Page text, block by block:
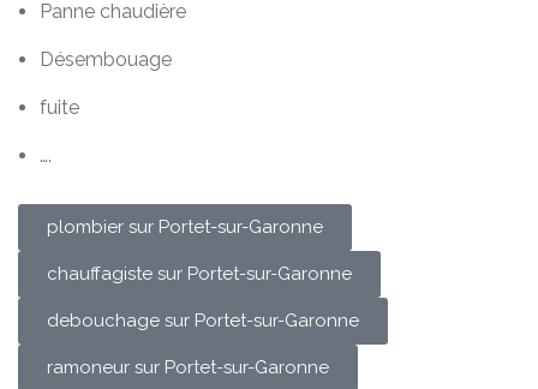
Panne chaudière
Désembouage
fuite
….
plombier sur Portet-sur-Garonne
chauffagiste sur Portet-sur-Garonne
debouchage sur Portet-sur-Garonne
ramoneur sur Portet-sur-Garonne